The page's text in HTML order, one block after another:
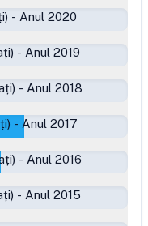
- Anul 2020
- Anul 2019
- Anul 2018
- Anul 2017
- Anul 2016
- Anul 2015